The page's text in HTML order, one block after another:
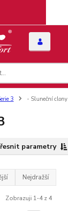
3 - Sluneční clony
parametry
Nejdražší
Zobrazuji 1-4 z 4